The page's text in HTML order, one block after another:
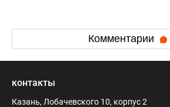
Комментарии
контакты
Казань, Лобачевского 10, корпус 2